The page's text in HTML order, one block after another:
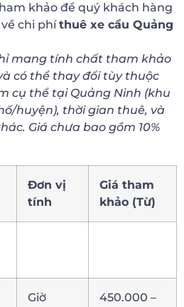
khảo để quý khách hàng
chi phíthuê xe cẩu Quảng
mang tính chất tham khảo
có thể thay đổi tùy thuộc
cụ thể tại Quảng Ninh (khu
huyện), thời gian thuê, và
Giá chưa bao gồm 10%
Đơn vị
tính
Giá tham
khảo (Từ)
Giờ
450.000 –